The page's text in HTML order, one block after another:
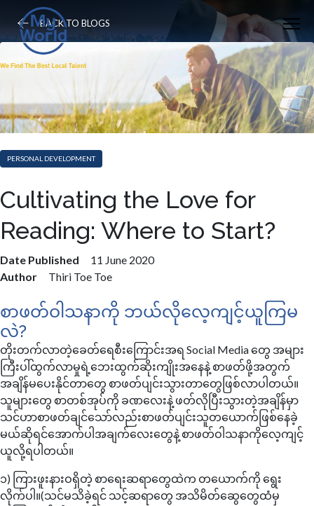
BACK TO BLOGS
PERSONAL DEVELOPMENT
Cultivating the Love for
Reading: Where to Start?
Date Published
11 June 2020
Author
Thiri Toe Toe
စာဖတ်ဝါသနာကို ဘယ်လိုလေ့ကျင့်ယူကြမ
လဲ?
​တိုးတက်လာတဲ့ခေတ်ရေစီးကြောင်းအရ Social Media တွေ အများ
ကြီးပါ်ထွက်လာမှုရဲ့ဘေးထွက်ဆိုးကျိုးအနေနဲ့ စာဖတ်ဖို့အတွက်
အချိန်မပေးနိုင်တာတွေ စာဖတ်ပျင်းသွားတာတွေဖြစ်လာပါတယ်။
သူများတွေ စာတစ်အုပ်ကို ခဏလေးနဲ့ ဖတ်လိုပြီးသွားတဲ့အချိန်မှာ
သင်ဟာစာဖတ်ချင်သော်လည်းစာဖတ်ပျင်းသူတယောက်ဖြစ်နေခဲ့
မယ်ဆိုရင်အောက်ပါအချက်လေးတွေနဲ့ စာဖတ်ဝါသနာကိုလေ့ကျင့်
ယူလို့ရပါတယ်။
၁) ကြားဖူးနားဝရှိတဲ့ စာရေးဆရာတွေထဲက တယောက်ကို ရွေး
လိုက်ပါ။(သင်မသိခဲ့ရင် သင့်ဆရာတွေ အသိမိတ်ဆွေတွေထံမှ